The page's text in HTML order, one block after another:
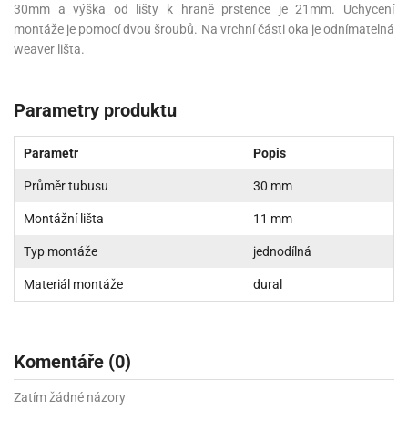
30mm a výška od lišty k hraně prstence je 21mm. Uchycení
montáže je pomocí dvou šroubů. Na vrchní části oka je odnímatelná
weaver lišta.
Parametry produktu
Parametr Popis
Průměr tubusu 30 mm
Montážní lišta 11 mm
Typ montáže jednodílná
Materiál montáže dural
Komentáře (0)
Zatím žádné názory